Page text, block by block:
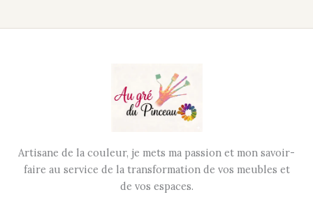
Artisane de la couleur, je mets ma passion et mon savoir-
faire au service de la transformation de vos meubles et
de vos espaces.